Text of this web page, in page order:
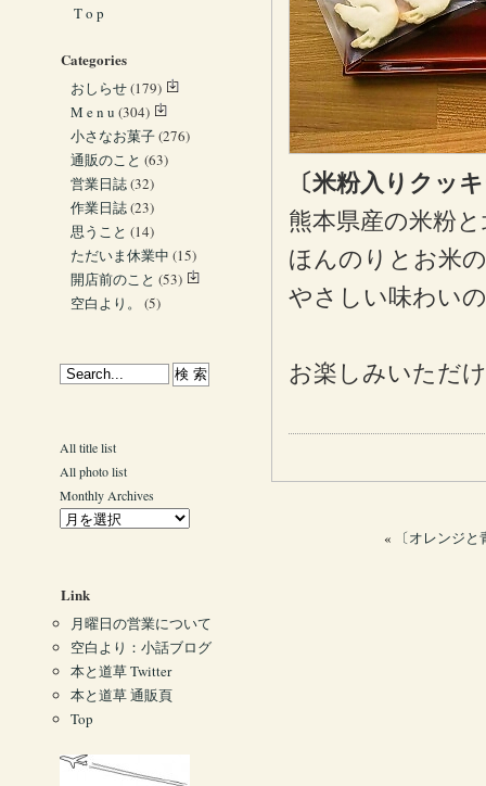
〔米粉入りクッ
熊本県産の米粉
ほんのりとお米
やさしい味わい
お楽しみいただ
« 〔オレンジ
T o p
Categories
おしらせ(179)
M e n u (304)
小さなお菓子(276)
通販のこと (63)
営業日誌(32)
作業日誌(23)
思うこと (14)
ただいま休業中 (15)
開店前のこと (53)
空白より。
(5)
All title list
All photo list
Monthly Archives
Link
月曜日の営業について
空白より：小話ブログ
本と道草 Twitter
本と道草 通販頁
Top